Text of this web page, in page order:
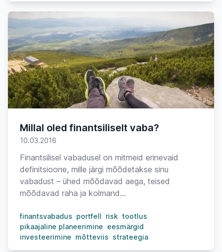
Millal oled finantsiliselt vaba?
10.03.2016
Finantsilisel vabadusel on mitmeid erinevaid
definitsioone, mille järgi mõõdetakse sinu
vabadust – ühed mõõdavad aega, teised
mõõdavad raha ja kolmand...
finantsvabadus portfell risk tootlus
pikaajaline planeerimine eesmärgid
investeerimine mõtteviis strateegia